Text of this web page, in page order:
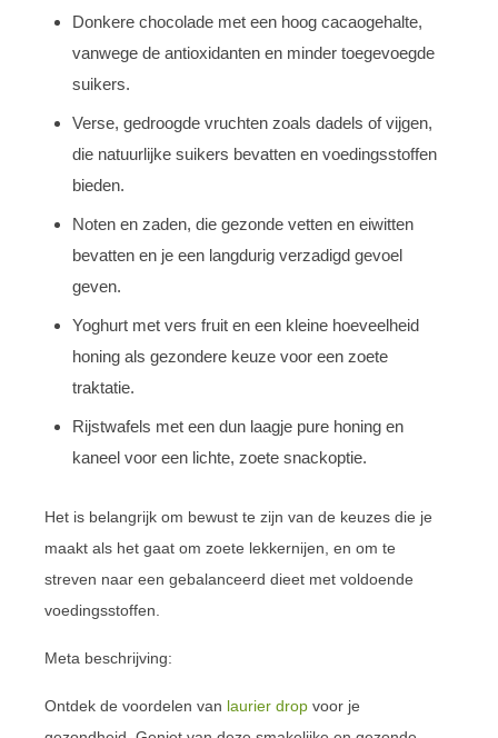
Donkere chocolade met een hoog cacaogehalte,
vanwege de antioxidanten en minder toegevoegde
suikers.
Verse, gedroogde vruchten zoals dadels of vijgen,
die natuurlijke suikers bevatten en voedingsstoffen
bieden.
Noten en zaden, die gezonde vetten en eiwitten
bevatten en je een langdurig verzadigd gevoel
geven.
Yoghurt met vers fruit en een kleine hoeveelheid
honing als gezondere keuze voor een zoete
traktatie.
Rijstwafels met een dun laagje pure honing en
kaneel voor een lichte, zoete snackoptie.
Het is belangrijk om bewust te zijn van de keuzes die je
maakt als het gaat om zoete lekkernijen, en om te
streven naar een gebalanceerd dieet met voldoende
voedingsstoffen.
Meta beschrijving:
Ontdek de voordelen van laurier drop voor je